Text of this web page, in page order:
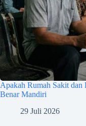
Apakah Rumah Sakit dan
Benar Mandiri
29 Juli 2026